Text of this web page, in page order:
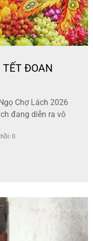
TẾT ĐOAN
Chợ Lách 2026
đang diễn ra vô
0